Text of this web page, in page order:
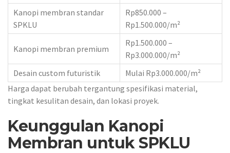
Kanopi membran standar
SPKLU
Rp850.000 –
Rp1.500.000/m²
Kanopi membran premium
Rp1.500.000 –
Rp3.000.000/m²
Desain custom futuristik
Mulai Rp3.000.000/m²
Harga dapat berubah tergantung spesifikasi material,
tingkat kesulitan desain, dan lokasi proyek.
Keunggulan Kanopi
Membran untuk SPKLU